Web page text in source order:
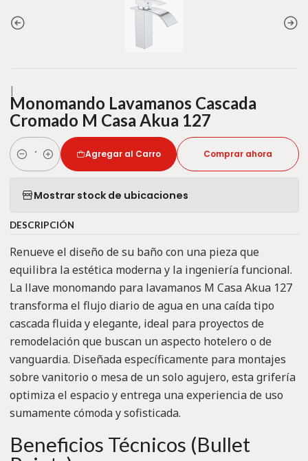
|
Monomando Lavamanos Cascada
Cromado M Casa Akua 127
Cantidad
Agregar al Carro Comprar ahora
Mostrar stock de ubicaciones
DESCRIPCIÓN
Renueve el diseño de su baño con una pieza que
equilibra la estética moderna y la ingeniería funcional.
La llave monomando para lavamanos M Casa Akua 127
transforma el flujo diario de agua en una caída tipo
cascada fluida y elegante, ideal para proyectos de
remodelación que buscan un aspecto hotelero o de
vanguardia. Diseñada específicamente para montajes
sobre vanitorio o mesa de un solo agujero, esta grifería
optimiza el espacio y entrega una experiencia de uso
sumamente cómoda y sofisticada.
Beneficios Técnicos (Bullet